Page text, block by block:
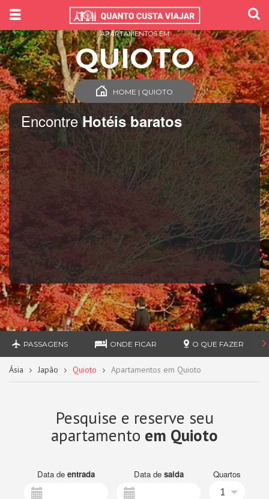
EncontreHotéis baratos
APARTAMENTOS EM
QUIOTO
HOME | QUIOTO
PASSAGENS ONDE FICAR O QUE FAZER
Ásia Japão Quioto Apartamentos em Quioto
Pesquise e reserve seu
apartamento em Quioto
Data de entrada Data de saida Quartos
1